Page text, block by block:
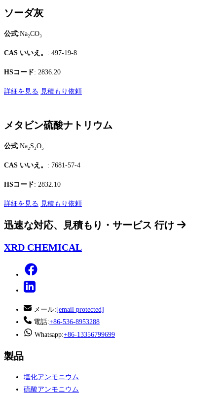
ソーダ灰
公式:Na₂CO₃
CAS いいえ。 : 497-19-8
HSコード: 2836.20
詳細を見る 見積もり依頼
メタビン硫酸ナトリウム
CAS いいえ。 : 7681-57-4
HSコード: 2832.10
詳細を見る
迅速な対応、見積もり・サービス
XRD CHEMICAL
メール:[email protected]
電話:+86-536-8953288